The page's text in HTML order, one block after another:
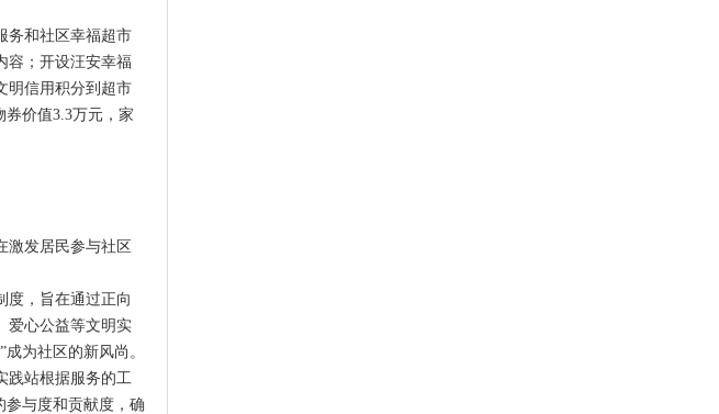
务和社区幸福超市
容；开设汪安幸福
明信用积分到超市
券价值3.3万元，家
激发居民参与社区
度，旨在通过正向
爱心公益等文明实
为社区的新风尚。
践站根据服务的工
参与度和贡献度，确